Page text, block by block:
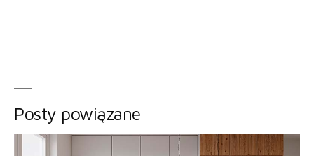
Posty powiązane